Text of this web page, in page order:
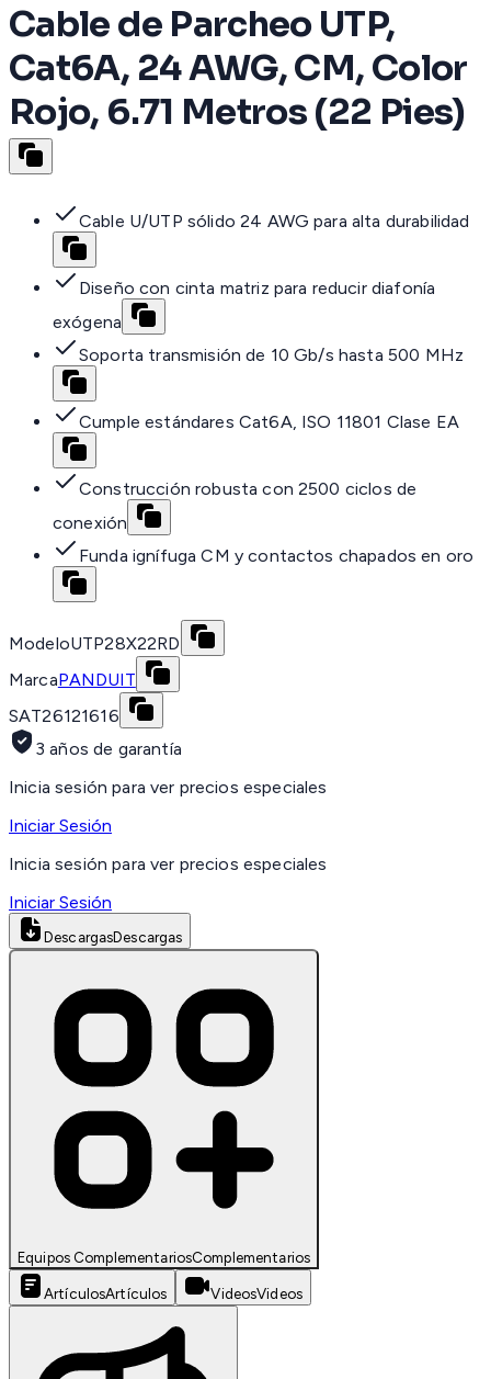
Cable de Parcheo UTP,
Cat6A, 24 AWG, CM, Color
Rojo, 6.71 Metros (22 Pies)
Cable U/UTP sólido 24 AWG para alta durabilidad
Diseño con cinta matriz para reducir diafonía
exógena
Soporta transmisión de 10 Gb/s hasta 500 MHz
Cumple estándares Cat6A, ISO 11801 Clase EA
Construcción robusta con 2500 ciclos de
conexión
Funda ignífuga CM y contactos chapados en oro
ModeloUTP28X22RD
MarcaPANDUIT
SAT26121616
3 años de garantía
Inicia sesión para ver precios especiales
Iniciar Sesión
Inicia sesión para ver precios especiales
Iniciar Sesión
DescargasDescargas
Equipos ComplementariosComplementarios
ArtículosArtículos VideosVideos